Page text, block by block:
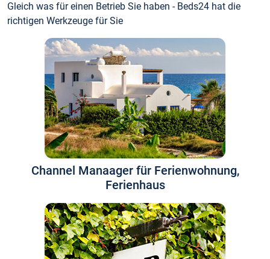
Gleich was für einen Betrieb Sie haben - Beds24 hat die
richtigen Werkzeuge für Sie
Channel Manaager für Ferienwohnung,
Ferienhaus